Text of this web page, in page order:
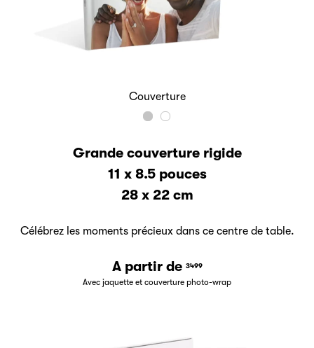
Couverture
Grande couverture rigide
11 x 8.5 pouces
28 x 22 cm
Célébrez les moments précieux dans ce centre de table.
A partir de 3499
Avec jaquette et couverture photo-wrap